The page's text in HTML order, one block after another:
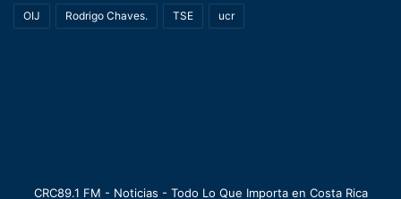
OIJ Rodrigo Chaves. TSE ucr
CRC89.1 FM - Noticias - Todo Lo Que Importa en Costa Rica